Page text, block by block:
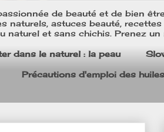
de beauté et de bien
astuces beauté,
naturel et sans chichis. Prenez
dans le naturel : la peau
Précautions d'emploi des